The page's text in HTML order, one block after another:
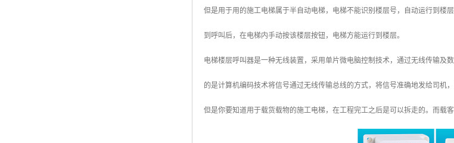
但是用于用的施工电梯属于半自动电梯，电梯不能识别楼层号，自动运行到楼
到呼叫后，在电梯内手动按该楼层按钮，电梯方能运行到楼层。
电梯楼层呼叫器是一种无线装置，采用单片微电脑控制技术，通过无线传输及
的是计算机编码技术将信号通过无线传输总线的方式，将信号准确地发给司机
但是你要知道用于载货载物的施工电梯，在工程完工之后是可以拆走的。而载